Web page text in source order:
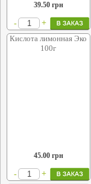
39.50грн
- +
Кислота лимонная Эко
100г
45.00грн
- +